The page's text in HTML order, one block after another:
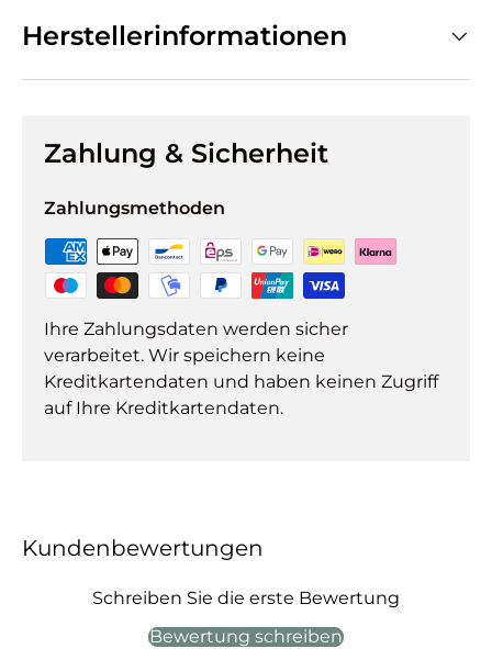
Herstellerinformationen
Zahlung & Sicherheit
Zahlungsmethoden
Ihre Zahlungsdaten werden sicher
verarbeitet. Wir speichern keine
Kreditkartendaten und haben keinen Zugriff
auf Ihre Kreditkartendaten.
Kundenbewertungen
Schreiben Sie die erste Bewertung
Bewertung schreiben